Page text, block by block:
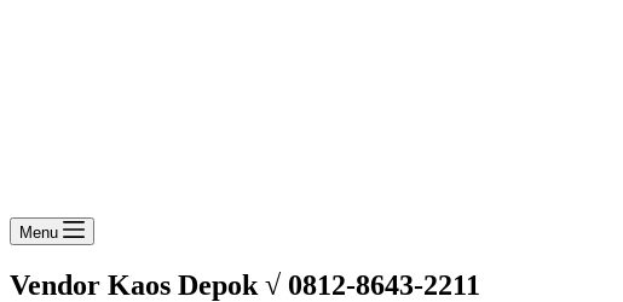
Menu
Vendor Kaos Depok √ 0812-8643-2211